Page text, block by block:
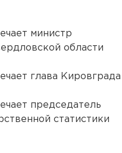
министр
области
глава Кировграда
председатель
статистики